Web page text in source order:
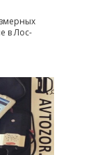
в Лос-